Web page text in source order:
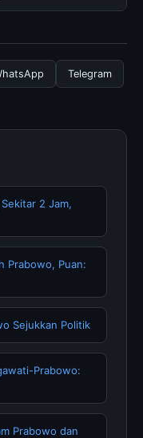
untuk
Kami selalu
terkini dan
Telegram
2 Jam,
Prabowo, Puan:
Sejukkan Politik
Prabowo:
Prabowo dan